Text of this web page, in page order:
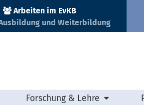
Arbeiten im EvKB
und Weiterbildung
Forschung & Lehre